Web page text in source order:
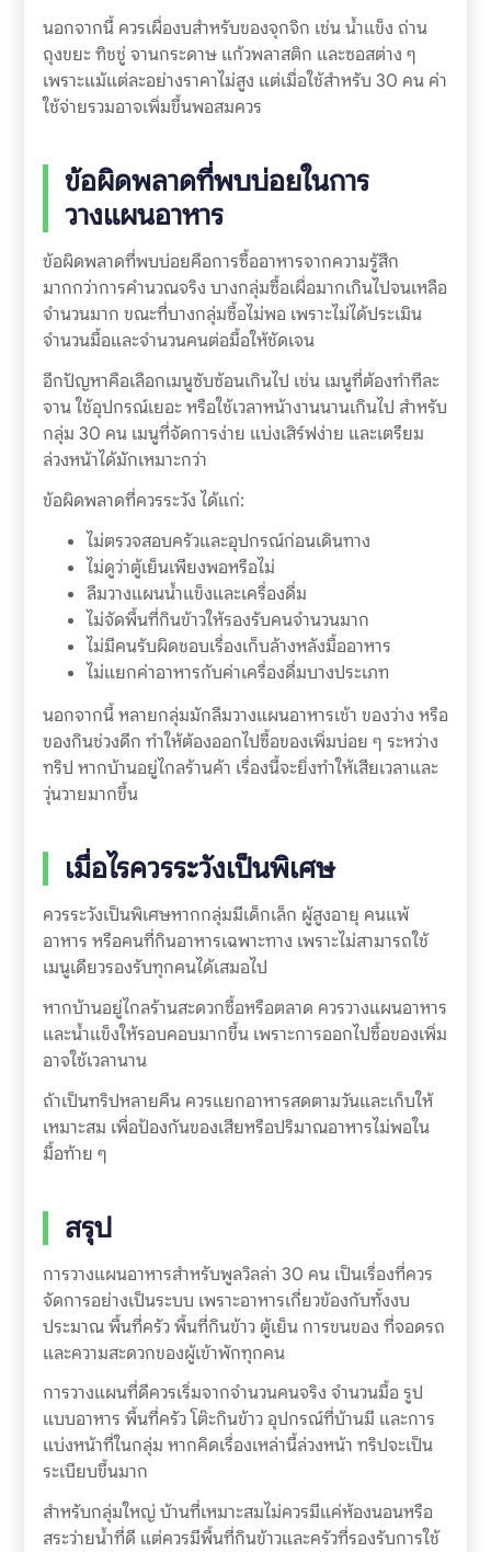
นอกจากนี้ ควรเผื่องบสำหรับของจุกจิก เช่น น้ำแข็ง ถ่าน
ถุงขยะ ทิชชู่ จานกระดาษ แก้วพลาสติก และซอสต่าง ๆ
เพราะแม้แต่ละอย่างราคาไม่สูง แต่เมื่อใช้สำหรับ 30 คน ค่า
ใช้จ่ายรวมอาจเพิ่มขึ้นพอสมควร
ข้อผิดพลาดที่พบบ่อยในการ
วางแผนอาหาร
ข้อผิดพลาดที่พบบ่อยคือการซื้ออาหารจากความรู้สึก
มากกว่าการคำนวณจริง บางกลุ่มซื้อเผื่อมากเกินไปจนเหลือ
จำนวนมาก ขณะที่บางกลุ่มซื้อไม่พอ เพราะไม่ได้ประเมิน
จำนวนมื้อและจำนวนคนต่อมื้อให้ชัดเจน
อีกปัญหาคือเลือกเมนูซับซ้อนเกินไป เช่น เมนูที่ต้องทำทีละ
จาน ใช้อุปกรณ์เยอะ หรือใช้เวลาหน้างานนานเกินไป สำหรับ
กลุ่ม 30 คน เมนูที่จัดการง่าย แบ่งเสิร์ฟง่าย และเตรียม
ล่วงหน้าได้มักเหมาะกว่า
ข้อผิดพลาดที่ควรระวัง ได้แก่:
ไม่ตรวจสอบครัวและอุปกรณ์ก่อนเดินทาง
ไม่ดูว่าตู้เย็นเพียงพอหรือไม่
ลืมวางแผนน้ำแข็งและเครื่องดื่ม
ไม่จัดพื้นที่กินข้าวให้รองรับคนจำนวนมาก
ไม่มีคนรับผิดชอบเรื่องเก็บล้างหลังมื้ออาหาร
ไม่แยกค่าอาหารกับค่าเครื่องดื่มบางประเภท
นอกจากนี้ หลายกลุ่มมักลืมวางแผนอาหารเช้า ของว่าง หรือ
ของกินช่วงดึก ทำให้ต้องออกไปซื้อของเพิ่มบ่อย ๆ ระหว่าง
ทริป หากบ้านอยู่ไกลร้านค้า เรื่องนี้จะยิ่งทำให้เสียเวลาและ
วุ่นวายมากขึ้น
เมื่อไรควรระวังเป็นพิเศษ
ควรระวังเป็นพิเศษหากกลุ่มมีเด็กเล็ก ผู้สูงอายุ คนแพ้
อาหาร หรือคนที่กินอาหารเฉพาะทาง เพราะไม่สามารถใช้
เมนูเดียวรองรับทุกคนได้เสมอไป
หากบ้านอยู่ไกลร้านสะดวกซื้อหรือตลาด ควรวางแผนอาหาร
และน้ำแข็งให้รอบคอบมากขึ้น เพราะการออกไปซื้อของเพิ่ม
อาจใช้เวลานาน
ถ้าเป็นทริปหลายคืน ควรแยกอาหารสดตามวันและเก็บให้
เหมาะสม เพื่อป้องกันของเสียหรือปริมาณอาหารไม่พอใน
มื้อท้าย ๆ
สรุป
การวางแผนอาหารสำหรับพูลวิลล่า 30 คน เป็นเรื่องที่ควร
จัดการอย่างเป็นระบบ เพราะอาหารเกี่ยวข้องกับทั้งงบ
ประมาณ พื้นที่ครัว พื้นที่กินข้าว ตู้เย็น การขนของ ที่จอดรถ
และความสะดวกของผู้เข้าพักทุกคน
การวางแผนที่ดีควรเริ่มจากจำนวนคนจริง จำนวนมื้อ รูป
แบบอาหาร พื้นที่ครัว โต๊ะกินข้าว อุปกรณ์ที่บ้านมี และการ
แบ่งหน้าที่ในกลุ่ม หากคิดเรื่องเหล่านี้ล่วงหน้า ทริปจะเป็น
ระเบียบขึ้นมาก
สำหรับกลุ่มใหญ่ บ้านที่เหมาะสมไม่ควรมีแค่ห้องนอนหรือ
สระว่ายน้ำที่ดี แต่ควรมีพื้นที่กินข้าวและครัวที่รองรับการใช้